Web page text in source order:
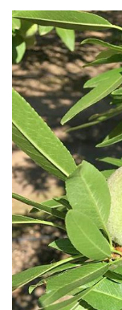
Clima,
selección
de
la
planta
diseño
del
riego,
los
ejes
para
alcanzar
altas
productividades
en
almendros